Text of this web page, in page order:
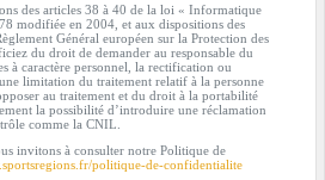
des articles 38 à 40 de la loi « Informatique
modifiée en 2004, et aux dispositions des
Général européen sur la Protection des
du droit de demander au responsable du
à caractère personnel, la rectification ou
limitation du traitement relatif à la personne
au traitement et du droit à la portabilité
la possibilité d’introduire une réclamation
comme la CNIL.
invitons à consulter notre Politique de
politique-de-confidentialite